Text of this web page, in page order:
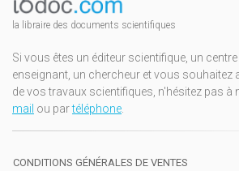
la libraire des documents scientifiques
Si vous êtes un éditeur scientifique, un
enseignant, un chercheur et vous souhaitez
de vos travaux scientifiques, n'hésitez pas
mail ou partéléphone.
CONDITIONS GÉNÉRALES DE VENTES